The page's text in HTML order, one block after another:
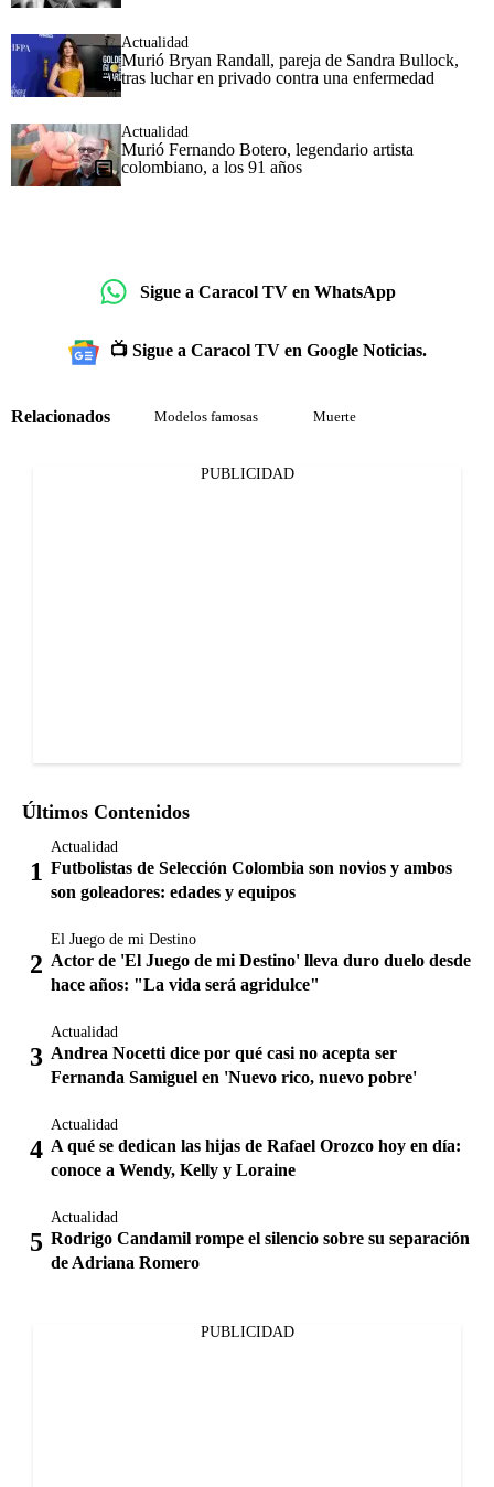
Actualidad
Murió Bryan Randall, pareja de Sandra Bullock,
tras luchar en privado contra una enfermedad
Actualidad
Murió Fernando Botero, legendario artista
colombiano, a los 91 años
Sigue a Caracol TV en WhatsApp
📺 Sigue a Caracol TV en Google Noticias.
Relacionados Modelos famosas Muerte
PUBLICIDAD
Últimos Contenidos
Actualidad
Futbolistas de Selección Colombia son novios y ambos
son goleadores: edades y equipos
El Juego de mi Destino
Actor de 'El Juego de mi Destino' lleva duro duelo desde
hace años: "La vida será agridulce"
Actualidad
Andrea Nocetti dice por qué casi no acepta ser
Fernanda Samiguel en 'Nuevo rico, nuevo pobre'
Actualidad
A qué se dedican las hijas de Rafael Orozco hoy en día:
conoce a Wendy, Kelly y Loraine
Actualidad
Rodrigo Candamil rompe el silencio sobre su separación
de Adriana Romero
PUBLICIDAD